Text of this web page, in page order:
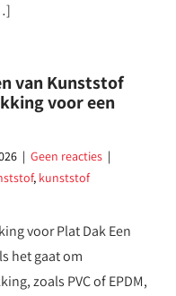
van Kunststof
voor een
|Geen reacties |
, kunststof
voor Plat Dak Een
het gaat om
zoals PVC of EPDM,